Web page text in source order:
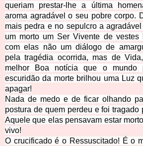
queriam prestar-lhe a última
aroma agradável o seu pobre corpo.
mais pedra e no sepulcro a
um morto um Ser Vivente de vestes
com elas não um diálogo de
pela tragédia ocorrida, mas de
melhor Boa notícia que o mundo
escuridão da morte brilhou uma Luz
apagar!
Nada de medo e de ficar olhando
postura de quem perdeu e foi tragado
Aquele que elas pensavam estar
vivo!
O crucificado é o Ressuscitado! É o